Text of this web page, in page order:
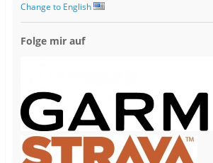
Change to English
Folge mir auf